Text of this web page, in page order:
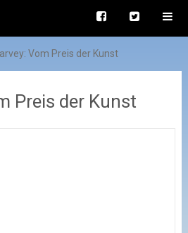
Vom Preis der Kunst
Preis der Kunst